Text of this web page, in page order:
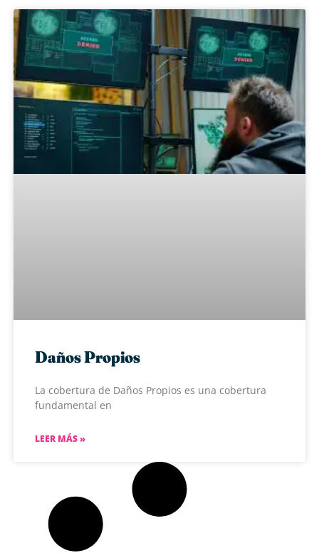
Daños Propios
La cobertura de Daños Propios es una cobertura
fundamental en
LEER MÁS »